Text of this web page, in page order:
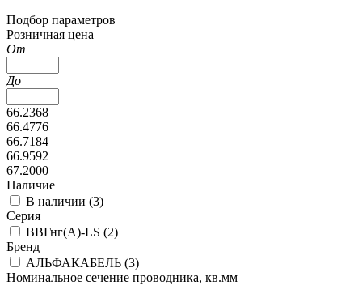
Подбор параметров
Розничная цена
От
До
66.2368
66.4776
66.7184
66.9592
67.2000
Наличие
В наличии (3)
Серия
ВВГнг(А)-LS (2)
Бренд
АЛЬФАКАБЕЛЬ (3)
Номинальное сечение проводника, кв.мм